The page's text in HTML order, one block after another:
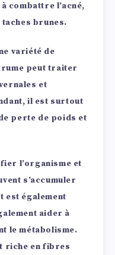
combattre l’acné,
brunes.
variété de
peut traiter
et
il est surtout
perte de poids et
l’organisme et
s’accumuler
est également
aider à
le métabolisme.
riche en fibres